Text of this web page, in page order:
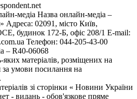
медіа Назва онлайн-медіа –
Адреса: 02091, місто Київ,
будинок 172-Б, офіс 208/1 E-mail:
Телефон: 044-205-43-00
– R40-06068
матеріалів, розміщених на
за умови посилання на
зі сторінки « Новини України
- видань - обов'язкове пряме